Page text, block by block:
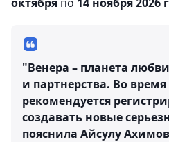
"Венера – планета
и партнерства. Во
рекомендуется
создавать новые
пояснила Айсулу